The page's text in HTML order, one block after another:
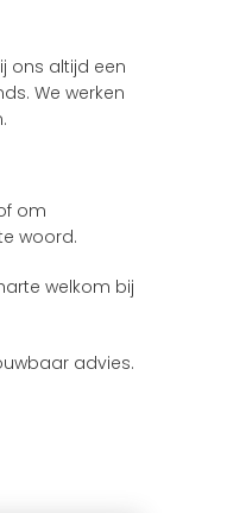
ons altijd een
We werken
om
woord.
welkom bij
advies.